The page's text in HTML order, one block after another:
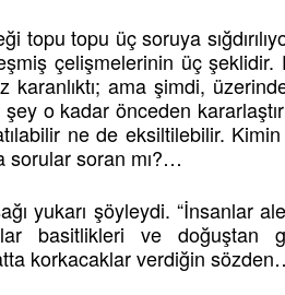
topu topu üç soruya
çelişmelerinin üç şeklidir.
ama şimdi,
o kadar önceden
ne de eksiltilebilir. Kimin
sorular soran mı?…
yukarı şöyleydi. “İnsanlar
basitlikleri ve doğuştan
korkacaklar verdiğin